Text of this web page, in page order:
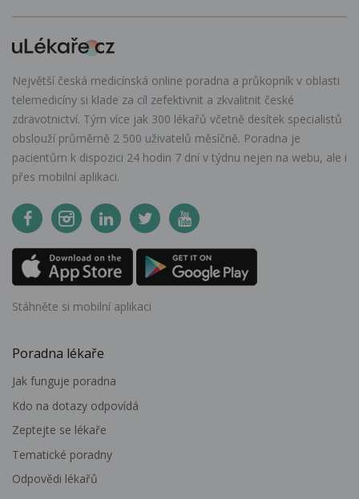
Největší česká medicínská online poradna a průkopník v oblasti
telemedicíny si klade za cíl zefektivnit a zkvalitnit české
zdravotnictví. Tým více jak 300 lékařů včetně desítek specialistů
obslouží průměrně 2 500 uživatelů měsíčně. Poradna je
pacientům k dispozici 24 hodin 7 dní v týdnu nejen na webu, ale i
přes mobilní aplikaci.
Stáhněte si mobilní aplikaci
Poradna lékaře
Jak funguje poradna
Kdo na dotazy odpovídá
Zeptejte se lékaře
Tematické poradny
Odpovědi lékařů